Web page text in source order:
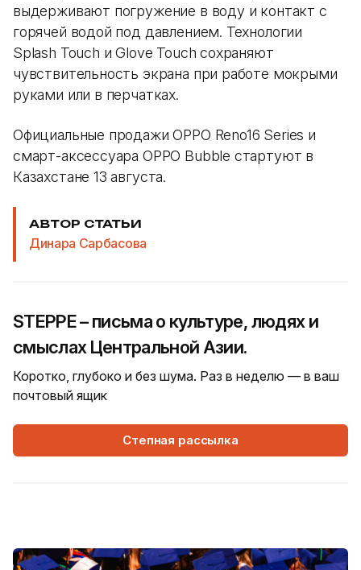
выдерживают погружение в воду и контакт с
горячей водой под давлением. Технологии
Splash Touch и Glove Touch сохраняют
чувствительность экрана при работе мокрыми
руками или в перчатках.
Официальные продажи OPPO Reno16 Series и
смарт-аксессуара OPPO Bubble стартуют в
Казахстане 13 августа.
АВТОР СТАТЬИ
Динара Сарбасова
STEPPE – письма о культуре, людях и
смыслах Центральной Азии.
Коротко, глубоко и без шума. Раз в неделю — в ваш
почтовый ящик
Степная рассылка